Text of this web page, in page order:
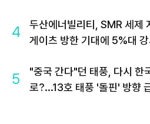
4
두산에너빌리티, SMR 세제
게이츠 방한 기대에 5%대
5
"중국 간다"던 태풍, 다시 한
로?...13호 태풍 '돌핀' 방향